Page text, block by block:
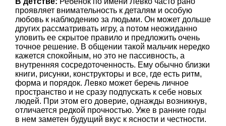
проявляет внимательность к деталям и особую
любовь к наблюдению за людьми. Он может дольше
других рассматривать игру, а потом неожиданно
уловить ее скрытое правило и предложить очень
точное решение. В общении такой мальчик нередко
кажется спокойным, но это не пассивность, а
внутренняя сосредоточенность. Ему обычно близки
книги, рисунки, конструкторы и все, где есть ритм,
форма и порядок. Левко может беречь личное
пространство и не сразу подпускать к себе новых
людей. При этом его доверие, однажды возникнув,
отличается редкой прочностью. Уже в ранние годы
в нем заметен будущий вкус к ясности и честности.